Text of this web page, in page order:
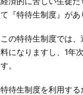
て『特待生制度』があ
この特待生制度では
料になりますし、1年
す。
特待生制度を利用す